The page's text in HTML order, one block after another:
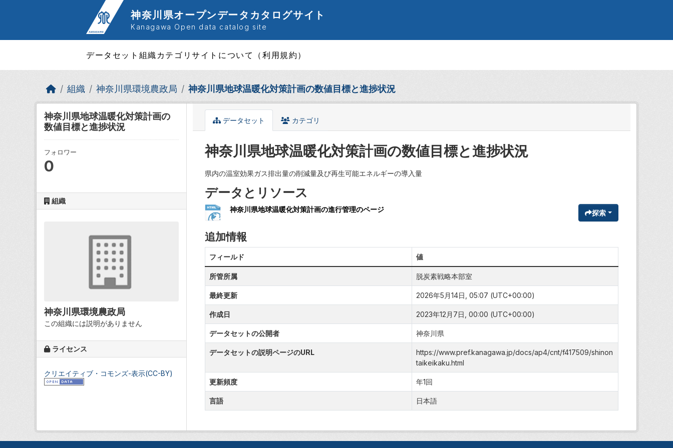
神奈川県オープンデータカタログサイト
Kanagawa Open data catalog site
データセット 組織 カテゴリサイトについて（利用規約）
組織 神奈川県環境農政局 神奈川県地球温暖化対策計画の数値目標と進捗状況
神奈川県地球温暖化対策計画の
数値目標と進捗状況
フォロワー
0
組織
神奈川県環境農政局
この組織には説明がありません
ライセンス
クリエイティブ・コモンズ-表示(CC-BY)
データセット カテゴリ
神奈川県地球温暖化対策計画の数値目標と進捗状況
県内の温室効果ガス排出量の削減量及び再生可能エネルギーの導入量
データとリソース
神奈川県地球温暖化対策計画の進行管理のページ 探索
追加情報
フィールド 値
所管所属 脱炭素戦略本部室
最終更新 2026年5月14日, 05:07 (UTC+00:00)
作成日 2023年12月7日, 00:00 (UTC+00:00)
データセットの公開者 神奈川県
データセットの説明ページのURL
https://www.pref.kanagawa.jp/docs/ap4/cnt/f417509/shinon
taikeikaku.html
更新頻度 年1回
言語 日本語